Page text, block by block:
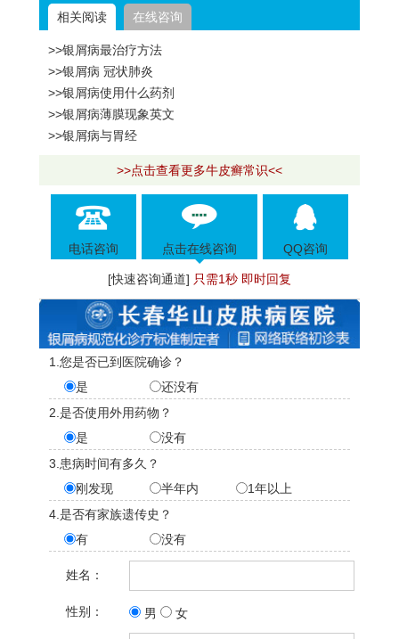
相关阅读 在线咨询
>>银屑病最治疗方法
>>银屑病 冠状肺炎
>>银屑病使用什么药剂
>>银屑病薄膜现象英文
>>银屑病与胃经
>>点击查看更多牛皮癣常识<<
电话咨询 点击在线咨询 QQ咨询
[快速咨询通道] 只需1秒 即时回复
1.您是否已到医院确诊？
是
还没有
2.是否使用外用药物？
是
没有
3.患病时间有多久？
刚发现
半年内
1年以上
4.是否有家族遗传史？
有
没有
姓名：
性别： 男 女